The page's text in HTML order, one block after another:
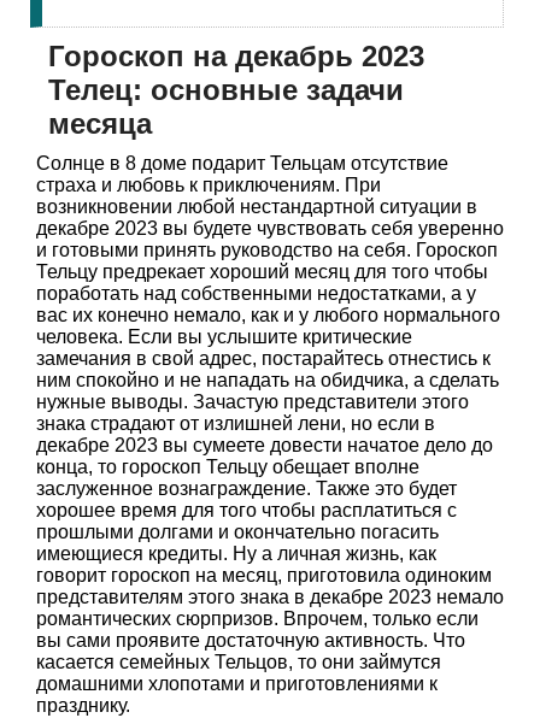
Гороскоп на декабрь 2023
Телец: основные задачи
месяца
Солнце в 8 доме подарит Тельцам отсутствие
страха и любовь к приключениям. При
возникновении любой нестандартной ситуации в
декабре 2023 вы будете чувствовать себя уверенно
и готовыми принять руководство на себя. Гороскоп
Тельцу предрекает хороший месяц для того чтобы
поработать над собственными недостатками, а у
вас их конечно немало, как и у любого нормального
человека. Если вы услышите критические
замечания в свой адрес, постарайтесь отнестись к
ним спокойно и не нападать на обидчика, а сделать
нужные выводы. Зачастую представители этого
знака страдают от излишней лени, но если в
декабре 2023 вы сумеете довести начатое дело до
конца, то гороскоп Тельцу обещает вполне
заслуженное вознаграждение. Также это будет
хорошее время для того чтобы расплатиться с
прошлыми долгами и окончательно погасить
имеющиеся кредиты. Ну а личная жизнь, как
говорит гороскоп на месяц, приготовила одиноким
представителям этого знака в декабре 2023 немало
романтических сюрпризов. Впрочем, только если
вы сами проявите достаточную активность. Что
касается семейных Тельцов, то они займутся
домашними хлопотами и приготовлениями к
празднику.